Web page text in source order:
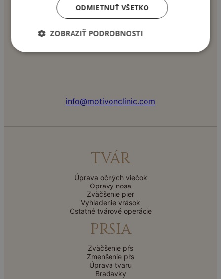
info@motivonclinic.com
TVÁR
Úprava očných viečok
Opravy nosa
Zväčšenie pier
Vyhladenie vrások
Ostatné tvárové operácie
PRSIA
Zväčšenie pŕs
Zmenšenie pŕs
Úprava tvaru
Bradavky
ODMIETNUŤ VŠETKO
ZOBRAZIŤ PODROBNOSTI